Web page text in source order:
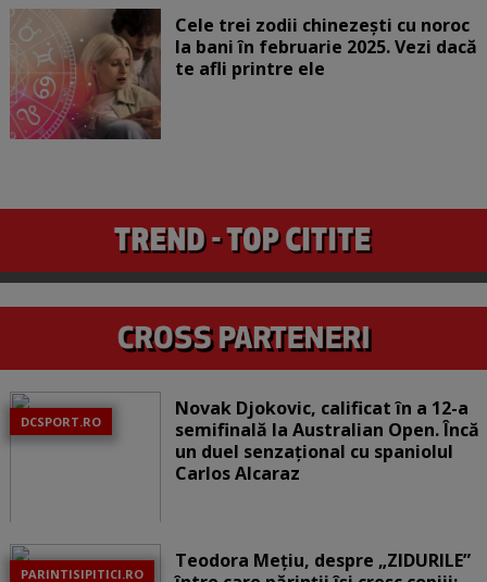
Cele trei zodii chinezești cu noroc
la bani în februarie 2025. Vezi dacă
te afli printre ele
DCSPORT.RO
Novak Djokovic, calificat în a 12-a
semifinală la Australian Open. Încă
un duel senzațional cu spaniolul
Carlos Alcaraz
PARINTISIPITICI.RO
Teodora Mețiu, despre „ZIDURILE”